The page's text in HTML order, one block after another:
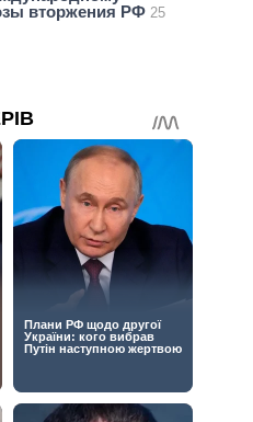
вторжения РФ 25